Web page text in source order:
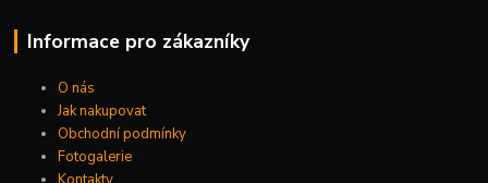
Informace pro zákazníky
O nás
Jak nakupovat
Obchodní podmínky
Fotogalerie